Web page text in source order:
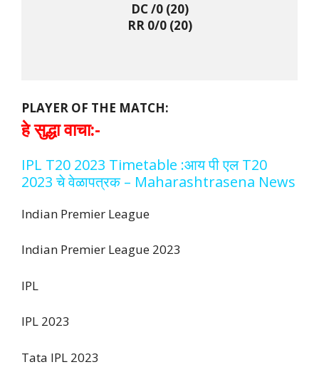
DC /0 (20)
RR 0/0 (20)
PLAYER OF THE MATCH:
हे सुद्धा वाचा:-
IPL T20 2023 Timetable :आय पी एल T20
2023 चे वेळापत्रक – Maharashtrasena News
Indian Premier League
Indian Premier League 2023
IPL
IPL 2023
Tata IPL 2023